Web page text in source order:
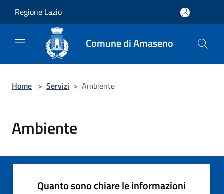
Regione Lazio
Comune di Amaseno
Home > Servizi > Ambiente
Ambiente
Quanto sono chiare le informazioni